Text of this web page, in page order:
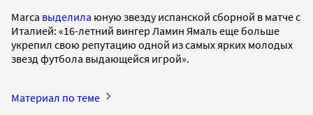
Marca выделила юную звезду испанской сборной в матче с
Италией: «16-летний вингер Ламин Ямаль еще больше
укрепил свою репутацию одной из самых ярких молодых
звезд футбола выдающейся игрой».
Материал по теме